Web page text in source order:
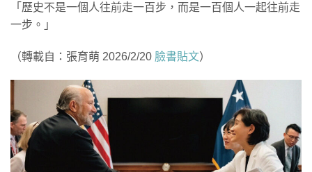
「歷史不是一個人往前走一百步，而是一百個人一起往前走
一步。」
（轉載自：張育萌 2026/2/20 臉書貼文）